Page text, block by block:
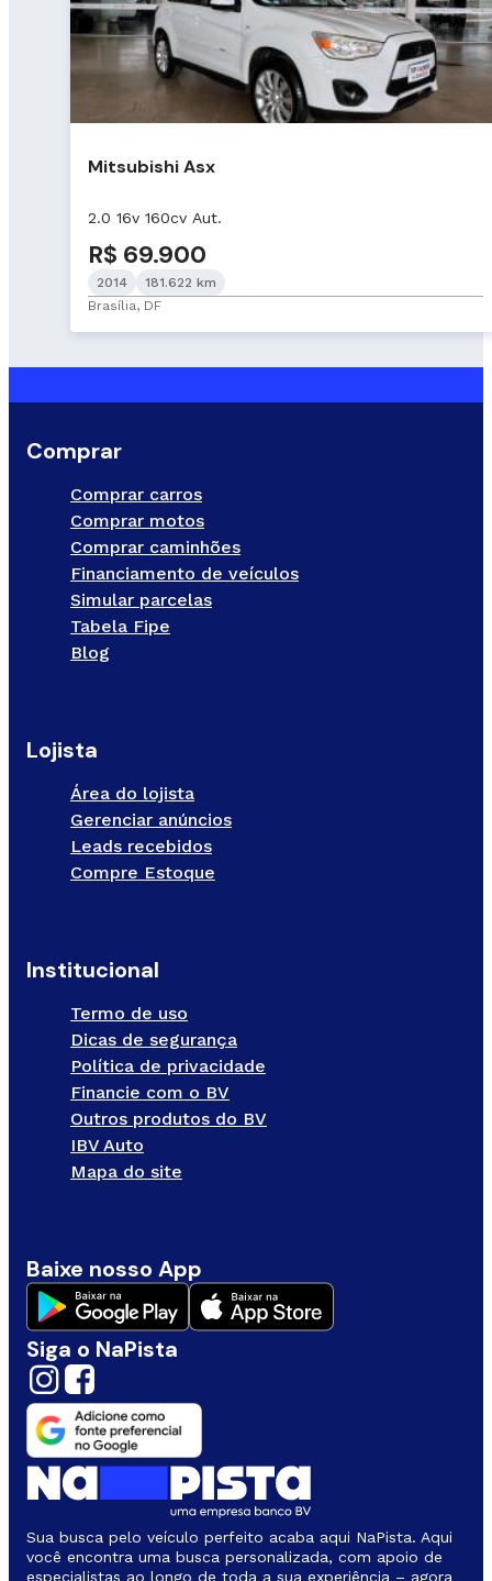
Mitsubishi Asx
2.0 16v 160cv Aut.
R$ 69.900
2014
181.622 km
Brasília, DF
Comprar
Comprar carros
Comprar motos
Comprar caminhões
Financiamento de veículos
Simular parcelas
Tabela Fipe
Blog
Lojista
Área do lojista
Gerenciar anúncios
Leads recebidos
Compre Estoque
Institucional
Termo de uso
Dicas de segurança
Política de privacidade
Financie com o BV
Outros produtos do BV
IBV Auto
Mapa do site
Baixe nosso App
Siga o NaPista
Sua busca pelo veículo perfeito acaba aqui NaPista. Aqui
você encontra uma busca personalizada, com apoio de
especialistas ao longo de toda a sua experiência – agora